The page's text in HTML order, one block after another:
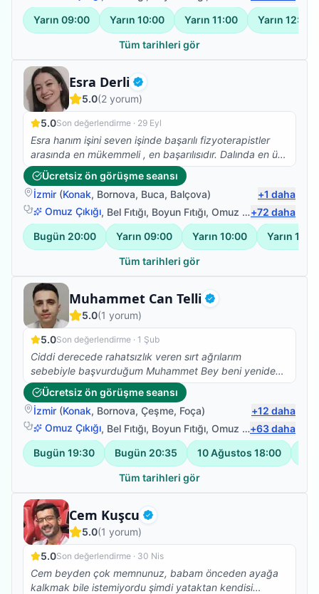
kaldı ancak bacağım ve kolum işler halde. Saygılar
kendisine
Yarın 09:00 Yarın 10:00 Yarın 11:00 Yarın 12:00
Tüm tarihleri gör
Esra Derli Doğrulanmış
Fizyoterapist
5.0(2 yorum)
5.0Son değerlendirme · 29 Eyl
Esra hanım işini seven işinde başarılı fizyoterapistler
arasında en mükemmeli , en başarılısıdır. Dalında en üst
mevkilerde en kısa zamanda olacağına eminim esra
hanmla çalışmak isteyenlere tavsiye ederim biz çok
memnun kaldık memnun kalacağınıza eminim .
Ücretsiz ön görüşme seansı
İzmir (Konak, Bornova, Buca, Balçova) +1 daha
Omuz Çıkığı, Bel Fıtığı, Boyun Fıtığı, Omuz Bağ Yaralanması +72 daha
Bugün 20:00 Yarın 09:00 Yarın 10:00 Yarın
Tüm tarihleri gör
Muhammet Can Telli Doğrulanmış
Fizyoterapist
5.0(1 yorum)
5.0Son değerlendirme · 1 Şub
Ciddi derecede rahatsızlık veren sırt ağrılarım
sebebiyle başvurduğum Muhammet Bey beni yeniden
sağlığıma kavuşturdu. Herkese gönül rahatlığıyla
tavsiye ederim
Ücretsiz ön görüşme seansı
İzmir (Konak, Bornova, Çeşme, Foça) +12 daha
Omuz Çıkığı, Bel Fıtığı, Boyun Fıtığı, Omuz Bağ Yaralanması +63daha
Bugün 19:30 Bugün 20:35 10 Ağustos 18:00
Tüm tarihleri gör
Cem Kuşcu Doğrulanmış
Fizyoterapist
5.0(1 yorum)
5.0Son değerlendirme · 30 Nis
Cem beyden çok memnunuz, babam önceden ayağa
kalkmak bile istemiyordu şimdi yataktan kendisi